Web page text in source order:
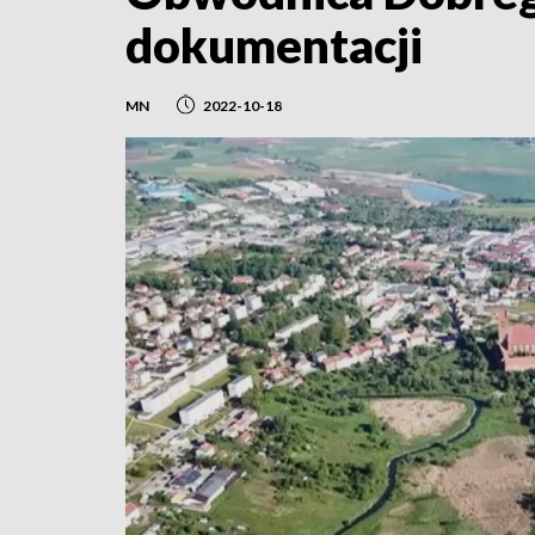
dokumentacji
MN 2022-10-18